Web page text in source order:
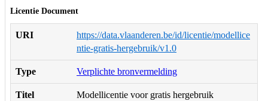
Licentie Document
URI
https://data.vlaanderen.be/id/licentie/modellice
ntie-gratis-hergebruik/v1.0
Type Verplichte bronvermelding
Titel Modellicentie voor gratis hergebruik